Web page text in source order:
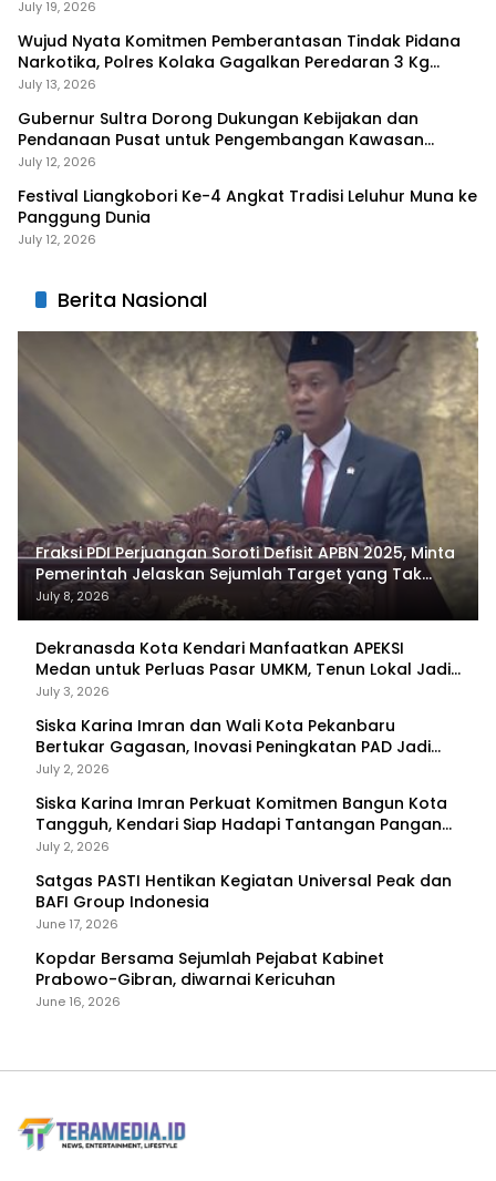
July 19, 2026
Wujud Nyata Komitmen Pemberantasan Tindak Pidana
Narkotika, Polres Kolaka Gagalkan Peredaran 3 Kg
Sabu-Sabu
July 13, 2026
Gubernur Sultra Dorong Dukungan Kebijakan dan
Pendanaan Pusat untuk Pengembangan Kawasan
Liangkobhori
July 12, 2026
Festival Liangkobori Ke-4 Angkat Tradisi Leluhur Muna ke
Panggung Dunia
July 12, 2026
Berita Nasional
Fraksi PDI Perjuangan Soroti Defisit APBN 2025, Minta
Pemerintah Jelaskan Sejumlah Target yang Tak
Tercapai
July 8, 2026
Dekranasda Kota Kendari Manfaatkan APEKSI
Medan untuk Perluas Pasar UMKM, Tenun Lokal Jadi
Primadona
July 3, 2026
Siska Karina Imran dan Wali Kota Pekanbaru
Bertukar Gagasan, Inovasi Peningkatan PAD Jadi
Fokus Diskusi
July 2, 2026
Siska Karina Imran Perkuat Komitmen Bangun Kota
Tangguh, Kendari Siap Hadapi Tantangan Pangan
dan Bencana
July 2, 2026
Satgas PASTI Hentikan Kegiatan Universal Peak dan
BAFI Group Indonesia
June 17, 2026
Kopdar Bersama Sejumlah Pejabat Kabinet
Prabowo-Gibran, diwarnai Kericuhan
June 16, 2026